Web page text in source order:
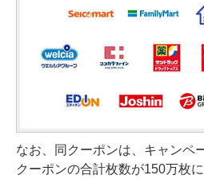
なお、同クーポンは、キャンペ
クーポンの合計枚数が150万枚